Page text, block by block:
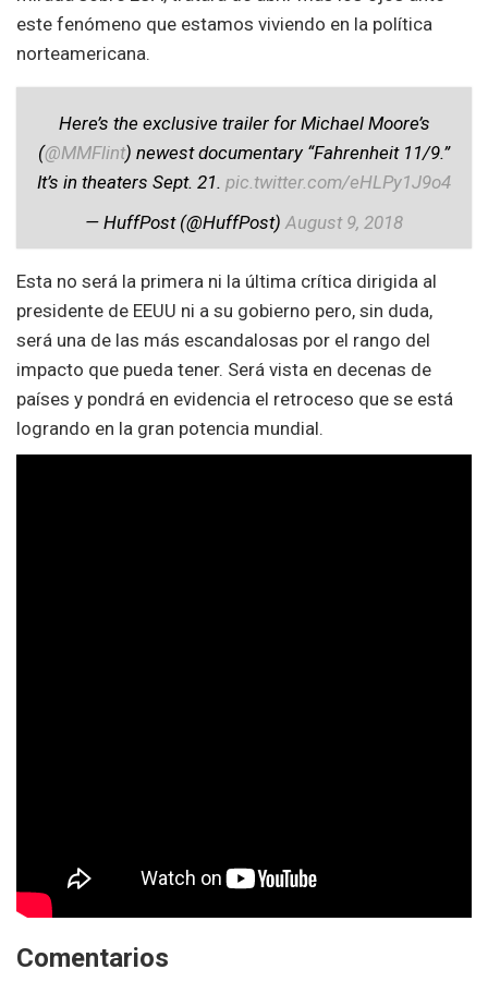
este fenómeno que estamos viviendo en la política
norteamericana.
Here’s the exclusive trailer for Michael Moore’s
(@MMFlint) newest documentary “Fahrenheit 11/9.”
It’s in theaters Sept. 21. pic.twitter.com/eHLPy1J9o4
— HuffPost (@HuffPost) August 9, 2018
Esta no será la primera ni la última crítica dirigida al
presidente de EEUU ni a su gobierno pero, sin duda,
será una de las más escandalosas por el rango del
impacto que pueda tener. Será vista en decenas de
países y pondrá en evidencia el retroceso que se está
logrando en la gran potencia mundial.
Comentarios